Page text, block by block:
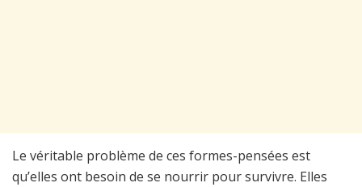
Le véritable problème de ces formes-pensées est
qu’elles ont besoin de se nourrir pour survivre. Elles